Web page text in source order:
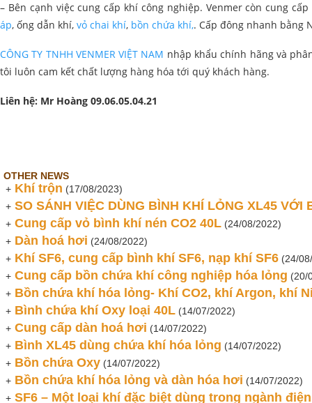
– Bên cạnh việc cung cấp khí công nghiệp. Venmer còn cung
áp, ống dẫn khí, vỏ chai khí, bồn chứa khí,. Cấp đông nhanh bằng
CÔNG TY TNHH VENMER VIỆT NAM nhập khẩu chính hãng và
tôi luôn cam kết chất lượng hàng hóa tới quý khách hàng.
Liên hệ: Mr Hoàng 09.06.05.04.21
OTHER NEWS
+ Khí trộn (17/08/2023)
+ SO SÁNH VIỆC DÙNG BÌNH KHÍ LỎNG XL45 VỚI
+ Cung cấp vỏ bình khí nén CO2 40L (24/08/2022)
+ Dàn hoá hơi (24/08/2022)
+ Khí SF6, cung cấp bình khí SF6, nạp khí SF6 (24/
+ Cung cấp bồn chứa khí công nghiệp hóa lỏng (20/
+ Bồn chứa khí hóa lỏng- Khí CO2, khí Argon, khí
+ Bình chứa khí Oxy loại 40L (14/07/2022)
+ Cung cấp dàn hoá hơi (14/07/2022)
+ Bình XL45 dùng chứa khí hóa lỏng (14/07/2022)
+ Bồn chứa Oxy (14/07/2022)
+ Bồn chứa khí hóa lỏng và dàn hóa hơi (14/07/2022)
+ SF6 – Một loại khí đặc biệt dùng trong ngành điện